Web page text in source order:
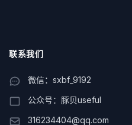
联系我们
微信：sxbf_9192
公众号：豚贝useful
316234404@qq.com